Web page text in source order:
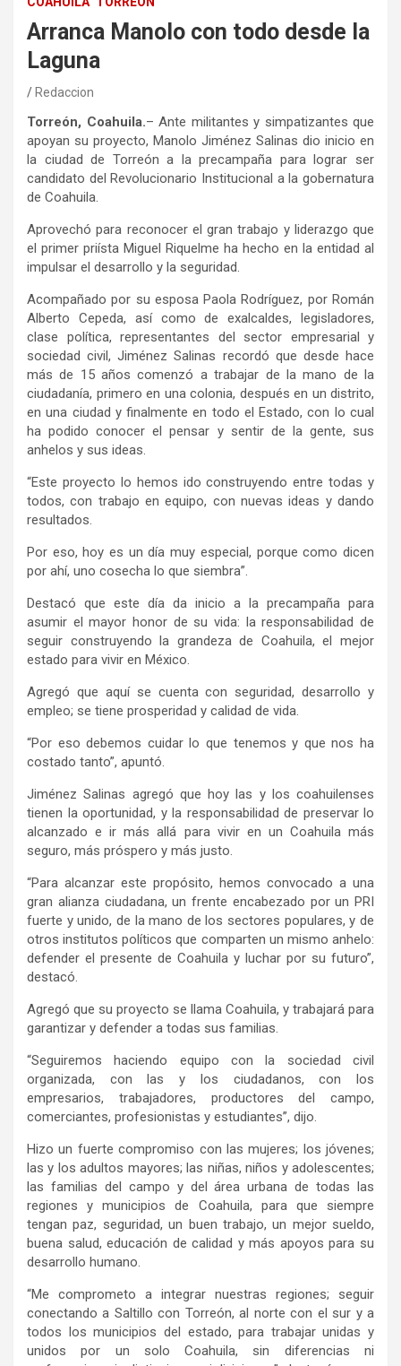
Arranca Manolo con todo desde la
Laguna
Redaccion
Torreón, Coahuila.– Ante militantes y simpatizantes que
apoyan su proyecto, Manolo Jiménez Salinas dio inicio en
la ciudad de Torreón a la precampaña para lograr ser
candidato del Revolucionario Institucional a la gobernatura
de Coahuila.
Aprovechó para reconocer el gran trabajo y liderazgo que
el primer priísta Miguel Riquelme ha hecho en la entidad al
impulsar el desarrollo y la seguridad.
Acompañado por su esposa Paola Rodríguez, por Román
Alberto Cepeda, así como de exalcaldes, legisladores,
clase política, representantes del sector empresarial y
sociedad civil, Jiménez Salinas recordó que desde hace
más de 15 años comenzó a trabajar de la mano de la
ciudadanía, primero en una colonia, después en un distrito,
en una ciudad y finalmente en todo el Estado, con lo cual
ha podido conocer el pensar y sentir de la gente, sus
anhelos y sus ideas.
“Este proyecto lo hemos ido construyendo entre todas y
todos, con trabajo en equipo, con nuevas ideas y dando
resultados.
Por eso, hoy es un día muy especial, porque como dicen
por ahí, uno cosecha lo que siembra”.
Destacó que este día da inicio a la precampaña para
asumir el mayor honor de su vida: la responsabilidad de
seguir construyendo la grandeza de Coahuila, el mejor
estado para vivir en México.
Agregó que aquí se cuenta con seguridad, desarrollo y
empleo; se tiene prosperidad y calidad de vida.
“Por eso debemos cuidar lo que tenemos y que nos ha
costado tanto”, apuntó.
Jiménez Salinas agregó que hoy las y los coahuilenses
tienen la oportunidad, y la responsabilidad de preservar lo
alcanzado e ir más allá para vivir en un Coahuila más
seguro, más próspero y más justo.
“Para alcanzar este propósito, hemos convocado a una
gran alianza ciudadana, un frente encabezado por un PRI
fuerte y unido, de la mano de los sectores populares, y de
otros institutos políticos que comparten un mismo anhelo:
defender el presente de Coahuila y luchar por su futuro”,
destacó.
Agregó que su proyecto se llama Coahuila, y trabajará para
garantizar y defender a todas sus familias.
“Seguiremos haciendo equipo con la sociedad civil
organizada, con las y los ciudadanos, con los
empresarios, trabajadores, productores del campo,
comerciantes, profesionistas y estudiantes”, dijo.
Hizo un fuerte compromiso con las mujeres; los jóvenes;
las y los adultos mayores; las niñas, niños y adolescentes;
las familias del campo y del área urbana de todas las
regiones y municipios de Coahuila, para que siempre
tengan paz, seguridad, un buen trabajo, un mejor sueldo,
buena salud, educación de calidad y más apoyos para su
desarrollo humano.
“Me comprometo a integrar nuestras regiones; seguir
conectando a Saltillo con Torreón, al norte con el sur y a
todos los municipios del estado, para trabajar unidas y
unidos por un solo Coahuila, sin diferencias ni